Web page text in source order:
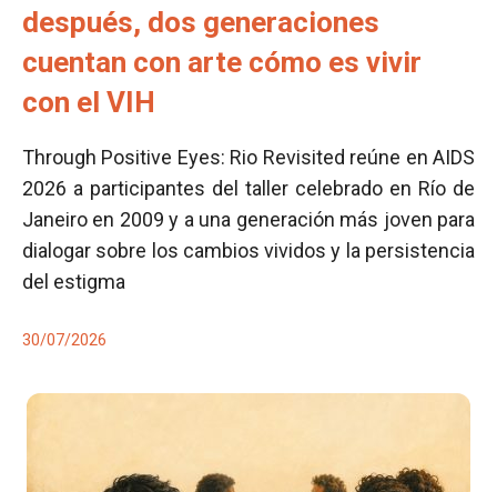
después, dos generaciones
cuentan con arte cómo es vivir
con el VIH
Through Positive Eyes: Rio Revisited reúne en AIDS
2026 a participantes del taller celebrado en Río de
Janeiro en 2009 y a una generación más joven para
dialogar sobre los cambios vividos y la persistencia
del estigma
30/07/2026